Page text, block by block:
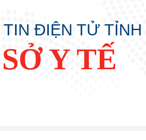
ĐIỆN TỬ
SỞ Y TẾ